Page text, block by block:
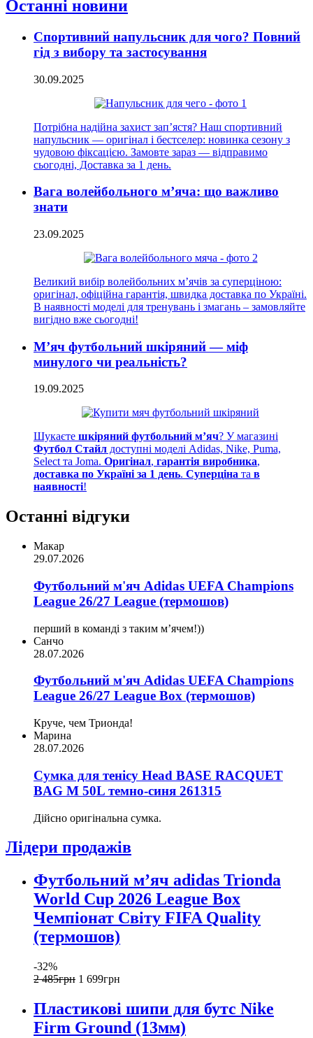
Останні новини
Спортивний напульсник для чого? Повний
гід з вибору та застосування
30.09.2025
Потрібна надійна захист зап’ястя? Наш спортивний
напульсник — оригінал і бестселер: новинка сезону з
чудовою фіксацією. Замовте зараз — відправимо
сьогодні, Доставка за 1 день.
Вага волейбольного м’яча: що важливо
знати
23.09.2025
Великий вибір волейбольних м’ячів за суперціною:
оригінал, офіційна гарантія, швидка доставка по Україні.
В наявності моделі для тренувань і змагань – замовляйте
вигідно вже сьогодні!
М’яч футбольний шкіряний — міф
минулого чи реальність?
19.09.2025
Шукаєте шкіряний футбольний м’яч? У магазині
Футбол Стайл доступні моделі Adidas, Nike, Puma,
Select та Joma. Оригінал, гарантія виробника,
доставка по Україні за 1 день. Суперціна та в
наявності!
Останні відгуки
Макар
29.07.2026
Футбольний м'яч Adidas UEFA Champions
League 26/27 League (термошов)
перший в команді з таким мʼячем!))
Санчо
28.07.2026
Футбольний м'яч Adidas UEFA Champions
League 26/27 League Box (термошов)
Круче, чем Трионда!
Марина
28.07.2026
Сумка для тенісу Head BASE RACQUET
BAG M 50L темно-синя 261315
Дійсно оригінальна сумка.
Лідери продажів
Футбольний м’яч adidas Trionda
World Cup 2026 League Box
Чемпіонат Світу FIFA Quality
(термошов)
-32%
2 485грн 1 699грн
Пластикові шипи для бутс Nike
Firm Ground (13мм)